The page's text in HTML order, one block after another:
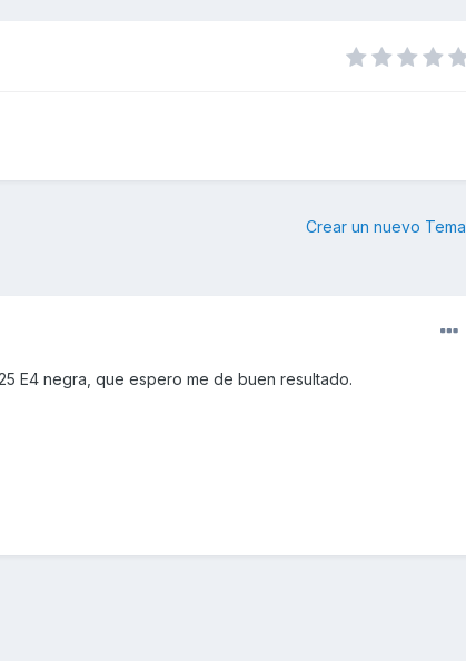
Crear un nuevo Tema
E4 negra, que espero me de buen resultado.